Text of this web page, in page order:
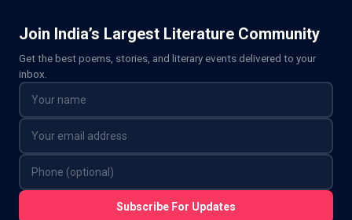
Join India’s Largest Literature Community
Get the best poems, stories, and literary events delivered to your
inbox.
Subscribe For Updates